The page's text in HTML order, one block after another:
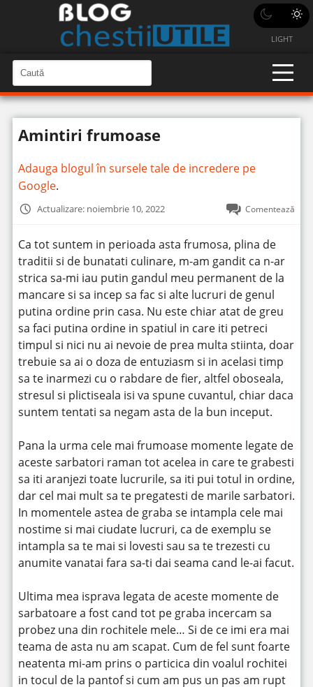
LIGHT
a
u
t
n
C
a
u
î
n
t
Amintiri frumoase
Adauga blogul în sursele tale de incredere pe
Google.
Actualizare: noiembrie 10, 2022 Comentează
Ca tot suntem in perioada asta frumosa, plina de
traditii si de bunatati culinare, m-am gandit ca n-ar
strica sa-mi iau putin gandul meu permanent de la
mancare si sa incep sa fac si alte lucruri de genul
putina ordine prin casa. Nu este chiar atat de greu
sa faci putina ordine in spatiul in care iti petreci
timpul si nici nu ai nevoie de prea multa stiinta, doar
trebuie sa ai o doza de entuziasm si in acelasi timp
sa te inarmezi cu o rabdare de fier, altfel oboseala,
stresul si plictiseala isi va spune cuvantul, chiar daca
suntem tentati sa negam asta de la bun inceput.
Pana la urma cele mai frumoase momente legate de
aceste sarbatori raman tot acelea in care te grabesti
sa iti aranjezi toate lucrurile, sa iti pui totul in ordine,
dar cel mai mult sa te pregatesti de marile sarbatori.
In momentele astea de graba se intampla cele mai
nostime si mai ciudate lucruri, ca de exemplu se
intampla sa te mai si lovesti sau sa te trezesti cu
anumite vanatai fara sa-ti dai seama cand le-ai facut.
Ultima mea isprava legata de aceste momente de
sarbatoare a fost cand tot pe graba incercam sa
probez una din rochitele mele… Si de ce imi era mai
teama de asta nu am scapat. Cum de fel sunt foarte
neatenta mi-am prins o particica din voalul rochitei
in tocul de la pantof si cum am pus un pas am rupt